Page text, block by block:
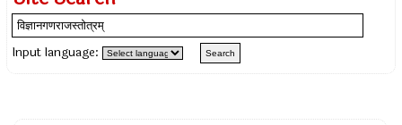
Input language: